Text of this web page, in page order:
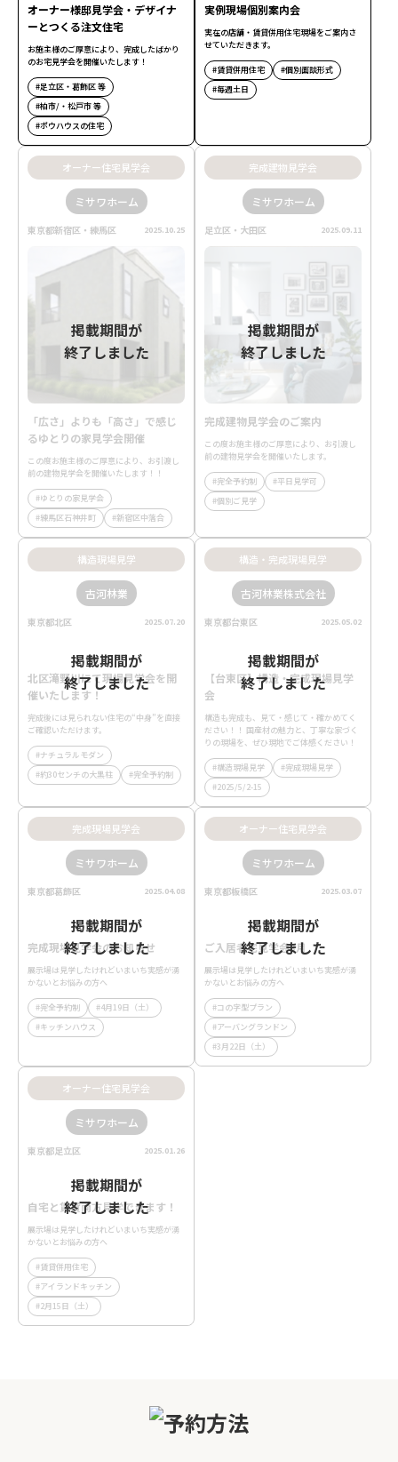
オーナー様邸見学会・デザイナ
ーとつくる注文住宅
お施主様のご厚意により、完成したばかり
のお宅見学会を開催いたします！
足立区・葛飾区 等
柏市/・松戸市 等
ポウハウスの住宅
実例現場個別案内会
実在の店舗・賃貸併用住宅現場をご案内さ
せていただきます。
賃貸併用住宅
個別面談形式
毎週土日
掲載期間が
終了しました
オーナー住宅見学会
ミサワホーム
東京都新宿区・練馬区 2025.10.25
「広さ」よりも「高さ」で感じ
るゆとりの家見学会開催
この度お施主様のご厚意により、お引渡し
前の建物見学会を開催いたします！！
ゆとりの家見学会
練馬区石神井町
新宿区中落合
掲載期間が
終了しました
完成建物見学会
ミサワホーム
足立区・大田区 2025.09.11
完成建物見学会のご案内
この度お施主様のご厚意により、お引渡し
前の建物見学会を開催いたします。
完全予約制
平日見学可
個別ご見学
掲載期間が
終了しました
構造現場見学
古河林業
東京都北区 2025.07.20
北区滝野川にて現場見学会を開
催いたします！
完成後には見られない住宅の“中身”を直接
ご確認いただけます。
ナチュラルモダン
約30センチの大黒柱
完全予約制
掲載期間が
終了しました
構造・完成現場見学
古河林業株式会社
東京都台東区 2025.05.02
【台東区】構造・完成現場見学
会
構造も完成も、見て・感じて・確かめてく
ださい！！ 国産材の魅力と、丁寧な家づく
りの現場を、ぜひ現地でご体感ください！
構造現場見学
完成現場見学
2025/5/2-15
掲載期間が
終了しました
完成現場見学会
ミサワホーム
東京都葛飾区 2025.04.08
完成現場見学会のお知らせ
展示場は見学したけれどいまいち実感が湧
かないとお悩みの方へ
完全予約制
4月19日（土）
キッチンハウス
掲載期間が
終了しました
オーナー住宅見学会
ミサワホーム
東京都板橋区 2025.03.07
ご入居者宅見学会3月
展示場は見学したけれどいまいち実感が湧
かないとお悩みの方へ
コの字型プラン
アーバングランドン
3月22日（土）
掲載期間が
終了しました
オーナー住宅見学会
ミサワホーム
東京都足立区 2025.01.26
自宅と賃貸両方見学できます！
展示場は見学したけれどいまいち実感が湧
かないとお悩みの方へ
賃貸併用住宅
アイランドキッチン
2月15日（土）